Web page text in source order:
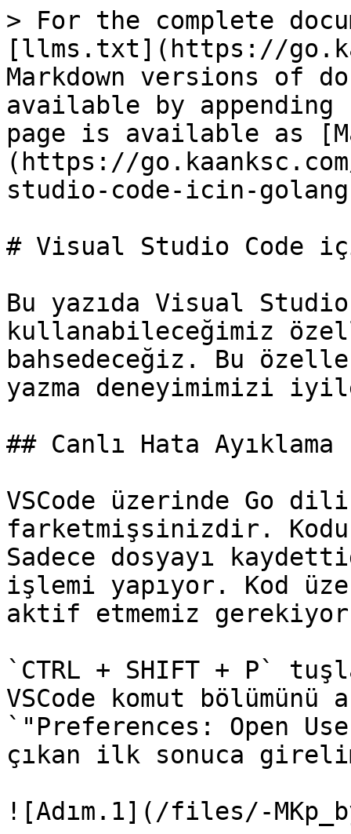
> For the complete
[llms.txt](https://
Markdown versions of
available by
page is available as
(https://
studio-code-icin-
# Visual Studio Code
Bu yazıda Visual
kullanabileceğimiz
bahsedeceğiz. Bu
yazma deneyimimizi
## Canlı Hata Ayıklama
VSCode üzerinde Go
farketmişsinizdir. Kodu
Sadece dosyayı
işlemi yapıyor. Kod
aktif etmemiz
`CTRL + SHIFT + P`
VSCode komut bölümünü
`"Preferences: Open
çıkan ilk sonuca
![Adım.1](/files/-